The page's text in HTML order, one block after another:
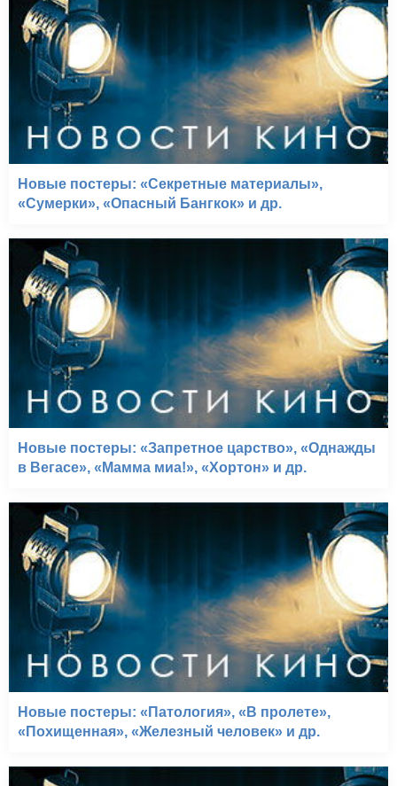
Новые постеры: «Секретные материалы»,
«Сумерки», «Опасный Бангкок» и др.
Новые постеры: «Запретное царство», «Однажды
в Вегасе», «Мамма миа!», «Хортон» и др.
Новые постеры: «Патология», «В пролете»,
«Похищенная», «Железный человек» и др.